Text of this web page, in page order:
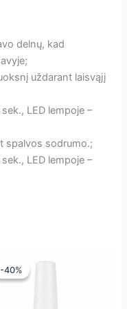
delnų, kad
uždarant laisvąjį
LED lempoje –
spalvos sodrumo.;
LED lempoje –
-40%
-40%